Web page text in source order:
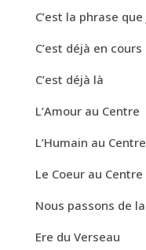
C’est la phrase
C’est déjà en cours
C’est déjà là
L’Amour au Centre
L’Humain au Centre
Le Coeur au Centre
Nous passons de
Ere du Verseau